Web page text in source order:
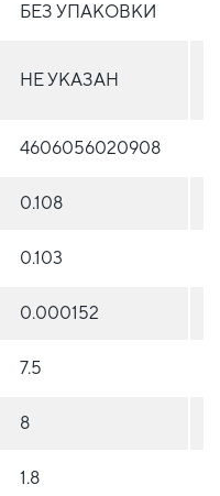
БЕЗ УПАКОВКИ
НЕ УКАЗАН
4606056020908
0.108
0.103
0.000152
7.5
8
1.8